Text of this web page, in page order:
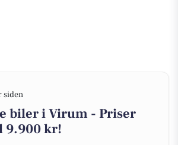
siden
biler i Virum - Priser
9.900 kr!